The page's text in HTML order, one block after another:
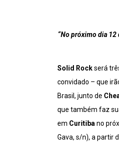
“No próximo dia 12
Solid Rockserá
convidado – que
Brasil, junto de
que também faz
em Curitiba no
Gava, s/n), a partir